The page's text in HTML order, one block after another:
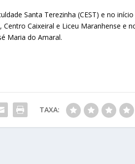
Santa Terezinha (CEST) e no
Caixeiral e Liceu Maranhense e
Maria do Amaral.
TAXA: